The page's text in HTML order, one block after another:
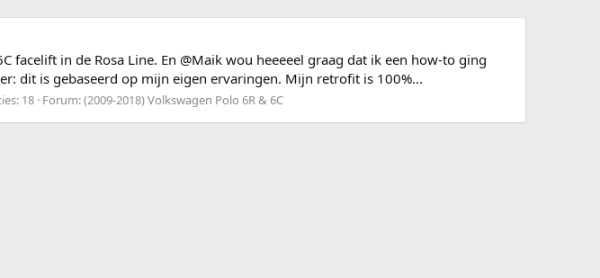
in de Rosa Line. En @Maik wou heeeeel graag dat ik een how-to ging
dit is gebaseerd op mijn eigen ervaringen. Mijn retrofit is 100%...
18 Forum:(2009-2018) Volkswagen Polo 6R & 6C